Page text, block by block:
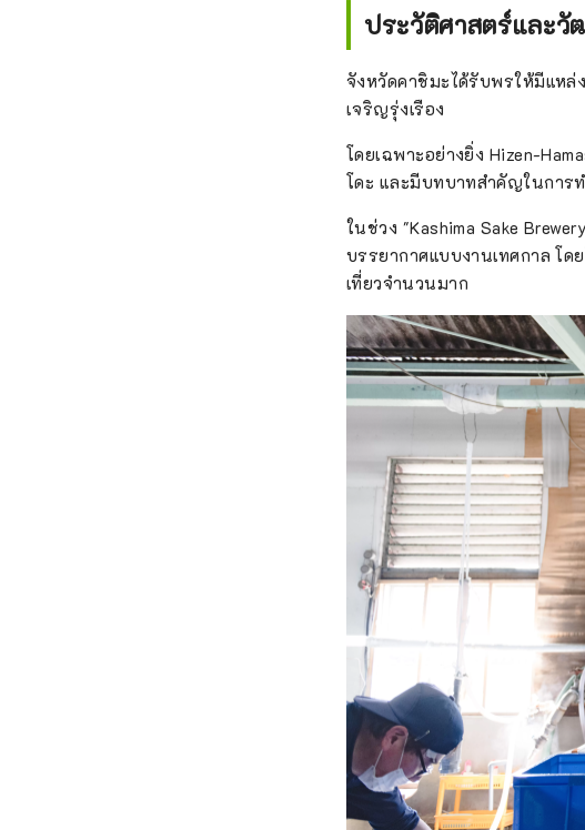
ประวัติศาสตร์และวั
จังหวัดคาชิมะได้รับพรให้มีแห
เจริญรุ่งเรือง
โดยเฉพาะอย่างยิ่ง Hizen-
โดะ และมีบทบาทสำคัญในการท
ในช่วง "Kashima Sake
บรรยากาศแบบงานเทศกาล โด
เที่ยวจำนวนมาก